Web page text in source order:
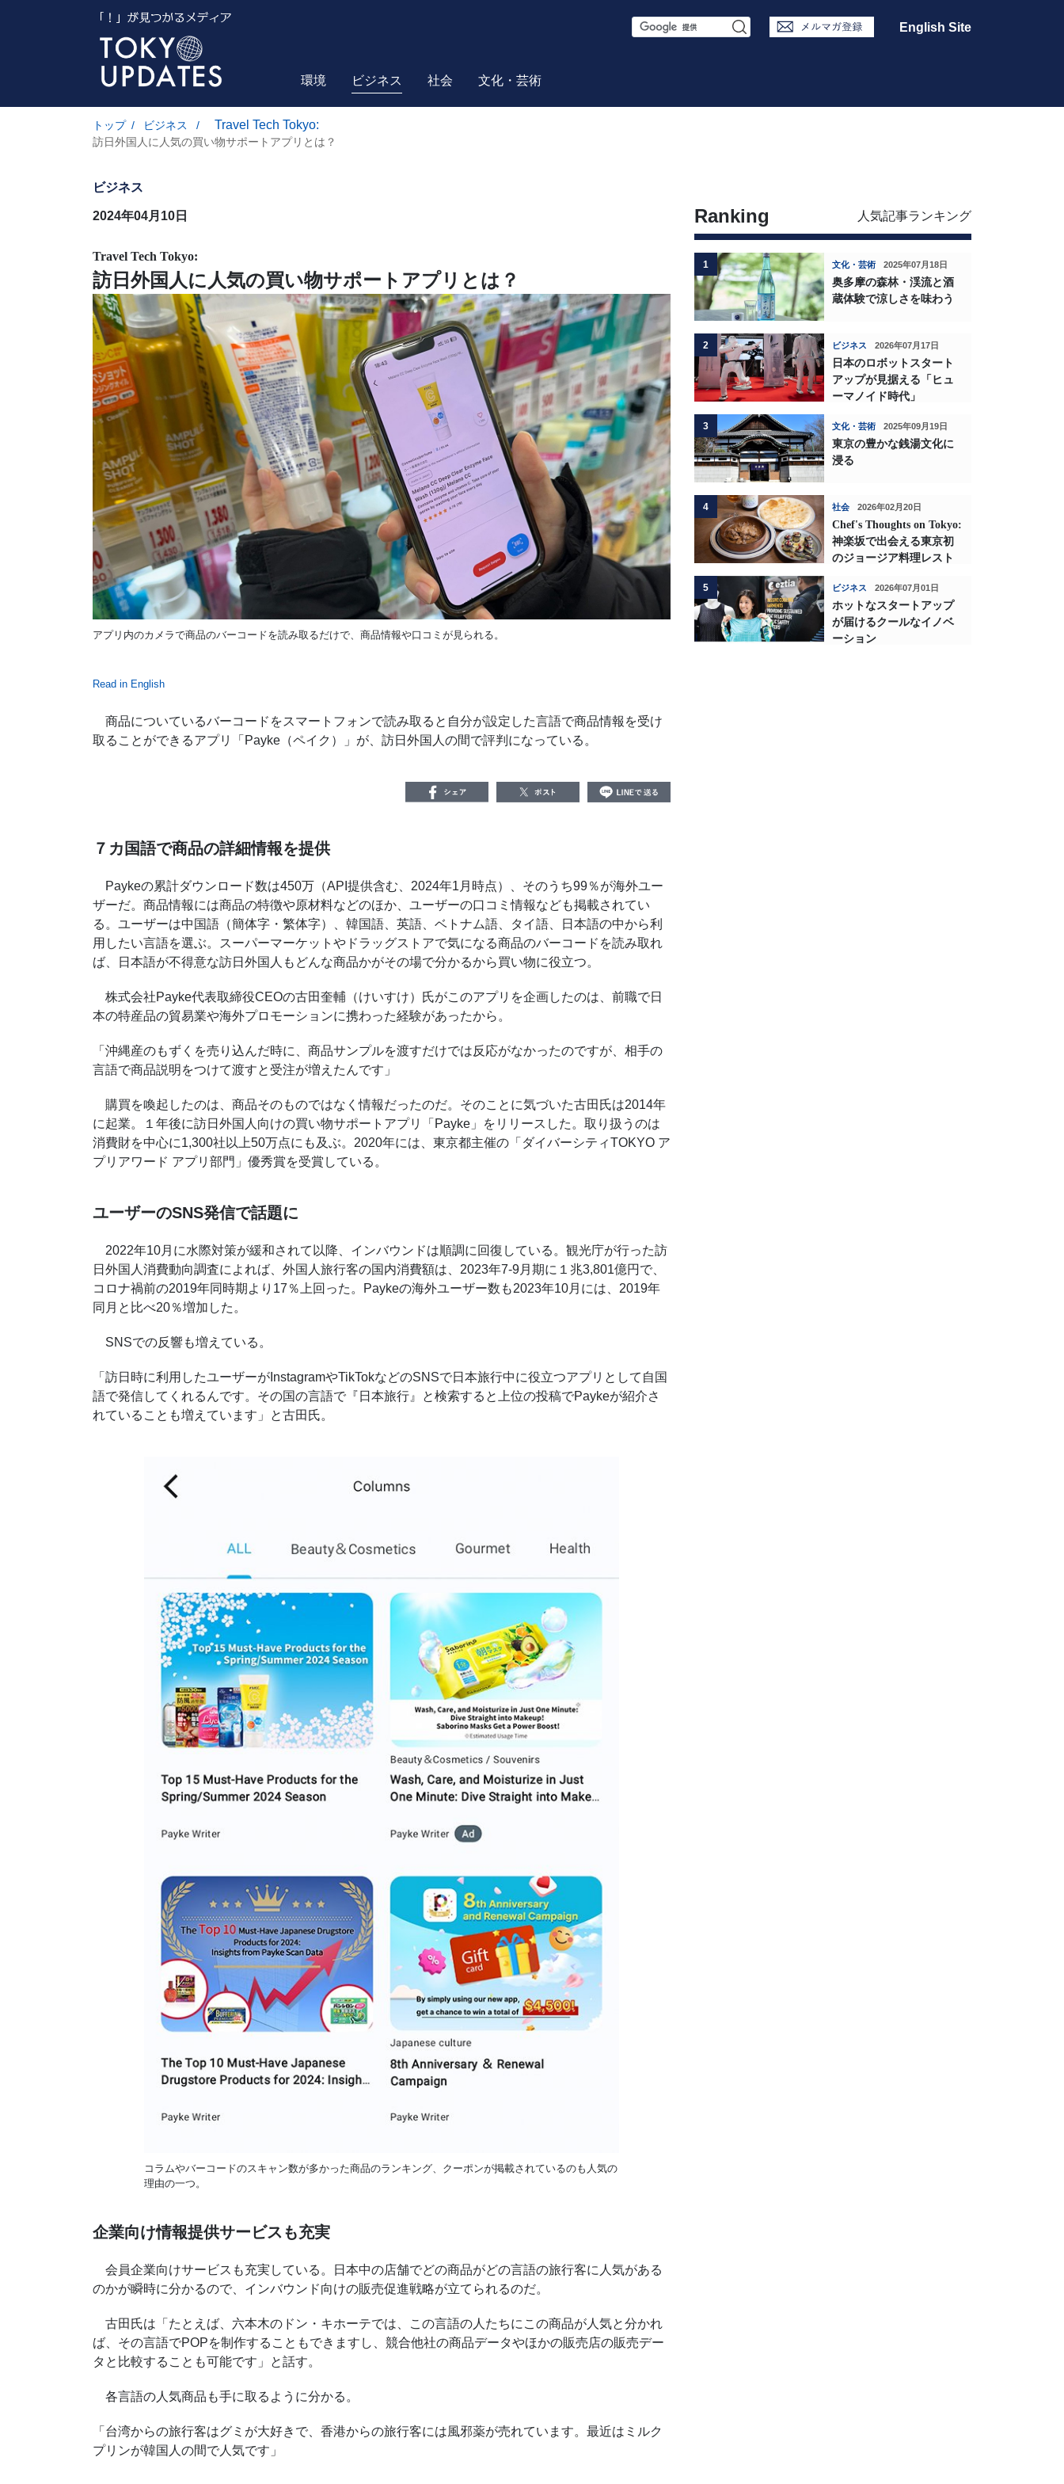
S
r
English Site
環境 ビジネス 社会 文化・芸術
トップ / ビジネス / Travel Tech Tokyo:
訪日外国人に人気の買い物サポートアプリとは？
ビジネス
2024年04月10日
Travel Tech Tokyo:
訪日外国人に人気の買い物サポートアプリとは？
アプリ内のカメラで商品のバーコードを読み取るだけで、商品情報や口コミが見られる。
Read in English
商品についているバーコードをスマートフォンで読み取ると自分が設定した言語で商品情報を受け
取ることができるアプリ「Payke（ペイク）」が、訪日外国人の間で評判になっている。
７カ国語で商品の詳細情報を提供
Paykeの累計ダウンロード数は450万（API提供含む、2024年1月時点）、そのうち99％が海外ユー
ザーだ。商品情報には商品の特徴や原材料などのほか、ユーザーの口コミ情報なども掲載されてい
る。ユーザーは中国語（簡体字・繁体字）、韓国語、英語、ベトナム語、タイ語、日本語の中から利
用したい言語を選ぶ。スーパーマーケットやドラッグストアで気になる商品のバーコードを読み取れ
ば、日本語が不得意な訪日外国人もどんな商品かがその場で分かるから買い物に役立つ。
株式会社Payke代表取締役CEOの古田奎輔（けいすけ）氏がこのアプリを企画したのは、前職で日
本の特産品の貿易業や海外プロモーションに携わった経験があったから。
「沖縄産のもずくを売り込んだ時に、商品サンプルを渡すだけでは反応がなかったのですが、相手の
言語で商品説明をつけて渡すと受注が増えたんです」
購買を喚起したのは、商品そのものではなく情報だったのだ。そのことに気づいた古田氏は2014年
に起業。１年後に訪日外国人向けの買い物サポートアプリ「Payke」をリリースした。取り扱うのは
消費財を中心に1,300社以上50万点にも及ぶ。2020年には、東京都主催の「ダイバーシティTOKYO ア
プリアワード アプリ部門」優秀賞を受賞している。
ユーザーのSNS発信で話題に
2022年10月に水際対策が緩和されて以降、インバウンドは順調に回復している。観光庁が行った訪
日外国人消費動向調査によれば、外国人旅行客の国内消費額は、2023年7-9月期に１兆3,801億円で、
コロナ禍前の2019年同時期より17％上回った。Paykeの海外ユーザー数も2023年10月には、2019年
同月と比べ20％増加した。
SNSでの反響も増えている。
「訪日時に利用したユーザーがInstagramやTikTokなどのSNSで日本旅行中に役立つアプリとして自国
語で発信してくれるんです。その国の言語で『日本旅行』と検索すると上位の投稿でPaykeが紹介さ
れていることも増えています」と古田氏。
コラムやバーコードのスキャン数が多かった商品のランキング、クーポンが掲載されているのも人気の
理由の一つ。
企業向け情報提供サービスも充実
会員企業向けサービスも充実している。日本中の店舗でどの商品がどの言語の旅行客に人気がある
のかが瞬時に分かるので、インバウンド向けの販売促進戦略が立てられるのだ。
古田氏は「たとえば、六本木のドン・キホーテでは、この言語の人たちにこの商品が人気と分かれ
ば、その言語でPOPを制作することもできますし、競合他社の商品データやほかの販売店の販売デー
タと比較することも可能です」と話す。
各言語の人気商品も手に取るように分かる。
「台湾からの旅行客はグミが大好きで、香港からの旅行客には風邪薬が売れています。最近はミルク
プリンが韓国人の間で人気です」
Ranking 人気記事ランキング
1 文化・芸術 2025年07月18日
奥多摩の森林・渓流と酒
蔵体験で涼しさを味わう
2 ビジネス 2026年07月17日
日本のロボットスタート
アップが見据える「ヒュ
ーマノイド時代」
3 文化・芸術 2025年09月19日
東京の豊かな銭湯文化に
浸る
4 社会 2026年02月20日
Chef's Thoughts on Tokyo:
神楽坂で出会える東京初
のジョージア料理レスト
5 ビジネス 2026年07月01日
ホットなスタートアップ
が届けるクールなイノベ
ーション